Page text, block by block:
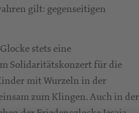
gilt: gegenseitigen
stets eine
Solidaritätskonzert für die
mit Wurzeln in der
zum Klingen. Auch in der